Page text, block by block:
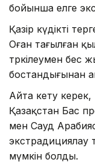
бойынша елге
Қазір күдікті
Оған тағылған
тәркілеумен бес
бостандығынан
Айта кету керек,
Қазақстан Бас
мен Сауд
экстрадициялау
мүмкін болды.